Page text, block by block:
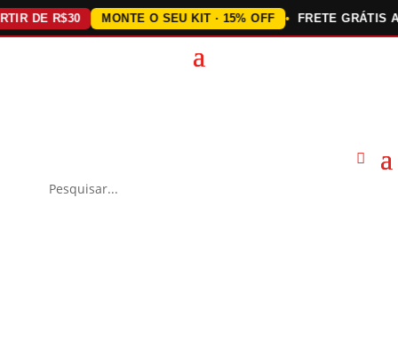
R$30 MONTE O SEU KIT · 15% OFF FRETE GRÁTIS